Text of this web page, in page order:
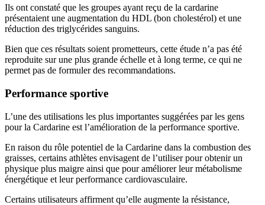
Ils ont constaté que les groupes ayant reçu de la cardarine
présentaient une augmentation du HDL (bon cholestérol) et une
réduction des triglycérides sanguins.
Bien que ces résultats soient prometteurs, cette étude n’a pas été
reproduite sur une plus grande échelle et à long terme, ce qui ne
permet pas de formuler des recommandations.
Performance sportive
L’une des utilisations les plus importantes suggérées par les gens
pour la Cardarine est l’amélioration de la performance sportive.
En raison du rôle potentiel de la Cardarine dans la combustion des
graisses, certains athlètes envisagent de l’utiliser pour obtenir un
physique plus maigre ainsi que pour améliorer leur métabolisme
énergétique et leur performance cardiovasculaire.
Certains utilisateurs affirment qu’elle augmente la résistance,